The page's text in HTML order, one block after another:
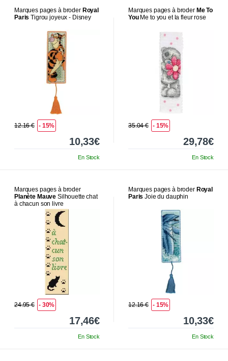
Marques pages à broder Royal
Paris Tigrou joyeux - Disney
12.16 € - 15%
10,33€
En Stock
Marques pages à broder Me To
YouMe to you et la fleur rose
35.04 € - 15%
29,78€
En Stock
Marques pages à broder
Planète Mauve Silhouette chat
à chacun son livre
24.95 € - 30%
17,46€
En Stock
Marques pages à broder Royal
Paris Joie du dauphin
12.16 € - 15%
10,33€
En Stock